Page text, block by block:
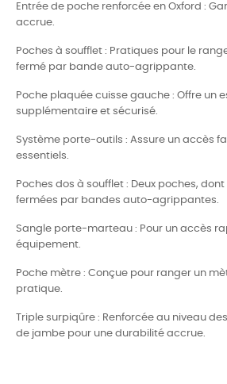
Entrée de poche renforcée en Oxford :
accrue.
Poches à soufflet : Pratiques pour le
fermé par bande auto-agrippante.
Poche plaquée cuisse gauche : Offre un
supplémentaire et sécurisé.
Système porte-outils : Assure un accès
essentiels.
Poches dos à soufflet : Deux poches,
fermées par bandes auto-agrippantes.
Sangle porte-marteau : Pour un accès
équipement.
Poche mètre : Conçue pour ranger un
pratique.
Triple surpiqûre : Renforcée au niveau
de jambe pour une durabilité accrue.